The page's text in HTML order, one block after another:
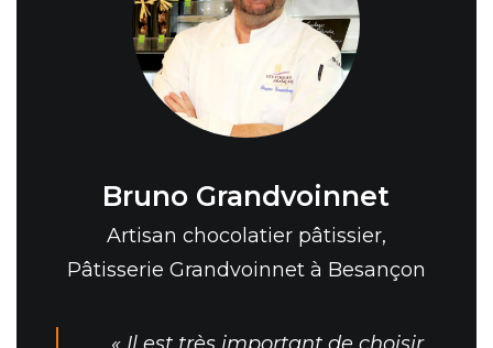
Bruno Grandvoinnet
Artisan chocolatier pâtissier,
Pâtisserie Grandvoinnet à Besançon